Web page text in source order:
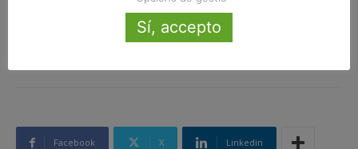
Facebook X Linkedin
Sí, accepto